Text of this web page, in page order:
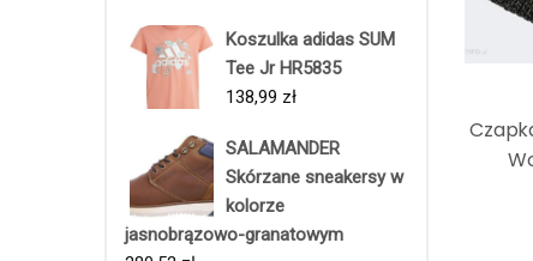
Koszulka adidas SUM
Tee Jr HR5835
138,99 zł
SALAMANDER
Skórzane sneakersy w
kolorze
jasnobrązowo-granatowym